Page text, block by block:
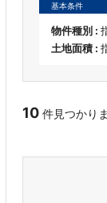
基本条件
物件種別 :
土地面積 :
10 件見つかり